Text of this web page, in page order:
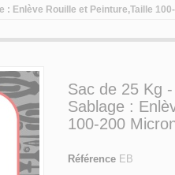
: Enlève Rouille et Peinture,Taille
Sac de 25 Kg
Sablage :
100-200
Référence EB